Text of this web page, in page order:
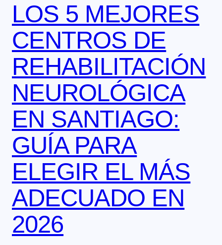
LOS 5 MEJORES
CENTROS DE
REHABILITACIÓN
NEUROLÓGICA
EN SANTIAGO:
GUÍA PARA
ELEGIR EL MÁS
ADECUADO EN
2026